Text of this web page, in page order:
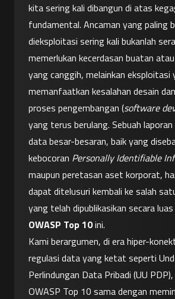
kita sering kali dibangun di atas
fundamental. Ancaman yang paling
dieksploitasi sering kali bukanlah
memerlukan kecerdasan buatan
yang canggih, melainkan eksploitasi
memanfaatkan kesalahan desain
proses pengembangan (software
yang terus berulang. Sebuah
data besar-besaran, baik yang
kebocoran Personally Identifiable
maupun peretasan aset korporat,
dapat ditelusuri kembali ke salah
yang telah dipublikasikan secara
OWASP Top 10 ini.
Kami berargumen, di era hiper-
regulasi data yang ketat seperti
Perlindungan Data Pribadi (UU
OWASP Top 10 sama dengan